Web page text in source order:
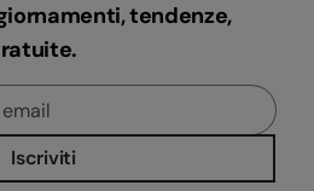
tendenze,
Iscriviti